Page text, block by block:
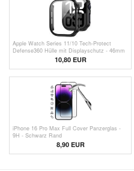
Apple Watch Series 11/10 Tech-Protect
Defense360 Hülle mit Displayschutz - 46mm
10,80 EUR
iPhone 16 Pro Max Full Cover Panzerglas -
9H - Schwarz Rand
8,90 EUR